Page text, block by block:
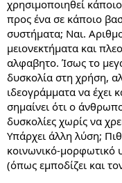
χρησιμοποιηθεί
προς ένα σε κάποιο
συστήματα; Ναι.
μειονεκτήματα και
αλφαβητο. Ίσως το
δυσκολία στη χρήση,
ιδεογράμματα να έχει
σημαίνει ότι ο
δυσκολίες χωρίς να
Υπάρχει άλλη λύση;
κοινωνικό-μορφωτικό
(όπως εμποδίζει και